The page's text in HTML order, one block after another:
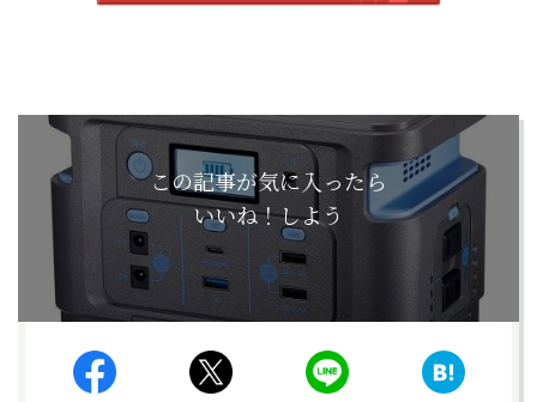
この記事が気に入ったら
いいね！しよう